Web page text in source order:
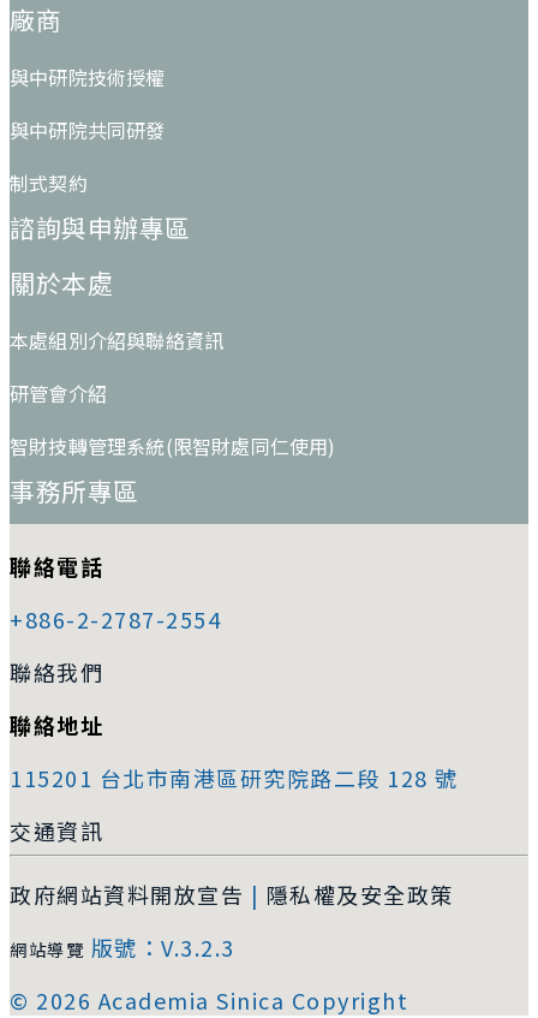
廠商
與中研院技術授權
與中研院共同研發
制式契約
諮詢與申辦專區
關於本處
本處組別介紹與聯絡資訊
研管會介紹
智財技轉管理系統(限智財處同仁使用)
事務所專區
聯絡電話
+886-2-2787-2554
聯絡我們
聯絡地址
115201 台北市南港區研究院路二段 128 號
交通資訊
政府網站資料開放宣告 | 隱私權及安全政策
網站導覽 版號：V.3.2.3
© 2026 Academia Sinica Copyright